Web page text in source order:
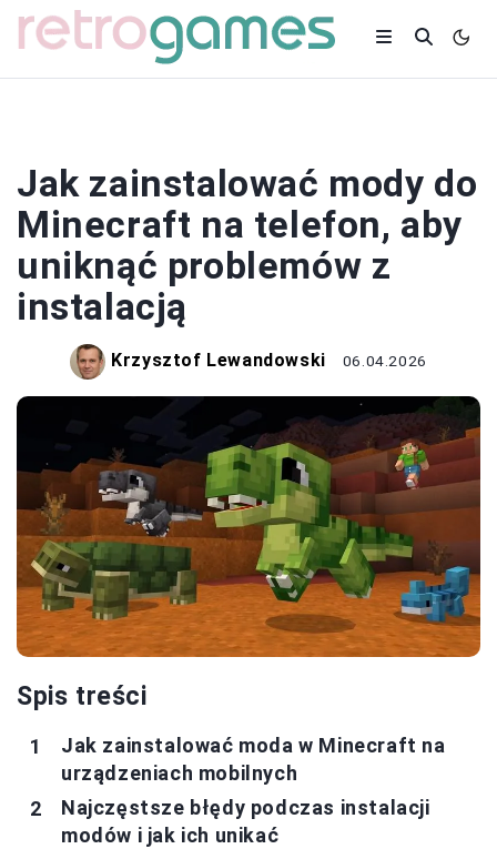
Jak zainstalować mody do
Minecraft na telefon, aby
uniknąć problemów z
instalacją
Krzysztof Lewandowski 06.04.2026
Spis treści
Jak zainstalować moda w Minecraft na
urządzeniach mobilnych
Najczęstsze błędy podczas instalacji
modów i jak ich unikać